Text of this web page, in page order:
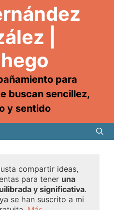
|
para
buscan sencillez,
y sentido
compartir ideas,
para tener una
y significativa.
se han suscrito a mi